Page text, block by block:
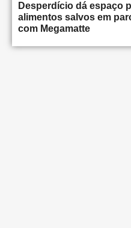
Desperdício dá espaço
alimentos salvos em
com Megamatte